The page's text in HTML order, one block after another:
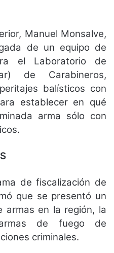
Manuel Monsalve,
de un equipo de
el Laboratorio de
de Carabineros,
balísticos con
establecer en qué
arma sólo con
de fiscalización de
que se presentó un
armas en la región, la
de fuego de
criminales.